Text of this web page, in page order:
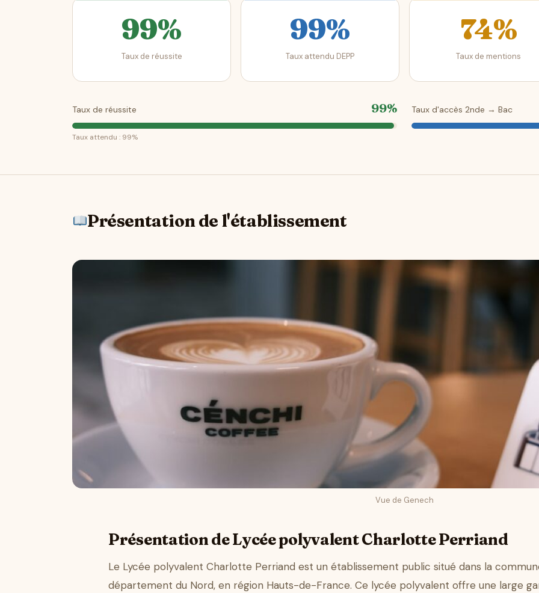
99%
Taux de réussite
99%
Taux attendu DEPP
74%
Taux de mentions
Taux de réussite 99%
Taux attendu : 99%
Taux d'accès 2nde → Bac
Présentation de l'établissement
Vue de Genech
Présentation de Lycée polyvalent Charlotte Perriand
Le Lycée polyvalent Charlotte Perriand est un établissement public situé dans la
département du Nord, en région Hauts-de-France. Ce lycée polyvalent offre une large